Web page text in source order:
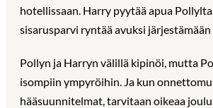
hotellissaan. Harry pyytää apua
sisarusparvi ryntää avuksi järjestämään
Pollyn ja Harryn välillä kipinöi, mutta
isompiin ympyröihin. Ja kun
hääsuunnitelmat, tarvitaan oikeaa